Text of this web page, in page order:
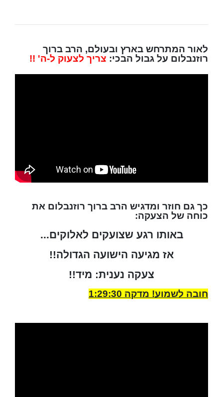
לאור המתרחש בארץ ובעולם, הרב ברוך
רוזנבלום על גבול הבכי: צריך לצעוק ל-ה' !!
כך גם חוזר ומדגיש הרב ברוך רוזנבלום את
כוחה של הצעקה:
באותו רגע שצועקים לאלוקים...
אז מגיעה הישועה הגדולה!!
צעקה נענית: מיד!!
חובה לשמוע! מדקה 1:29:30